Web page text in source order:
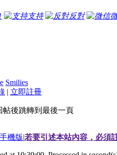
支持 反對
Smilies
| 立即註冊
帖後跳轉到最後一頁
手機版|若要引述本站內容，必須